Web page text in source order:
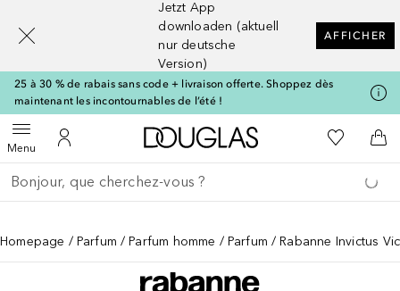
Jetzt App
downloaden (aktuell
nur deutsche
Version)
AFFICHER
25 à 30 % de rabais sans code + livraison offerte. Shoppez dès
maintenant les incontournables de l’été !
MenuOuvrir le menuVers Mon Compte
Vers l'accueil Douglas
Vers Ma
Retourner
Exécuter la recherche
Homepage Parfum Parfum homme Parfum Rabanne Invictus
[navigation.slideout.screenreader]